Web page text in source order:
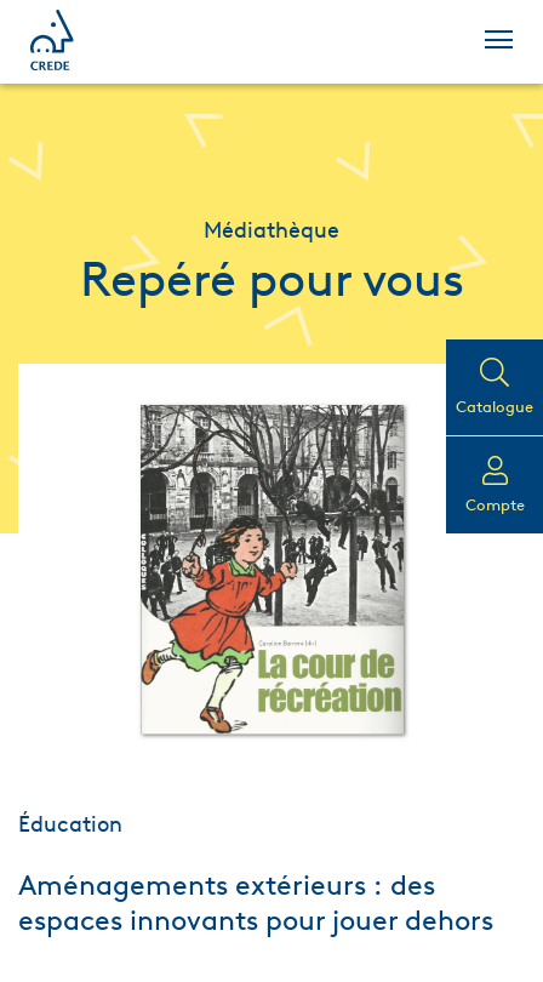
Catalogue
Compte
Médiathèque
Repéré pour vous
Éducation
Aménagements extérieurs : des
espaces innovants pour jouer dehors